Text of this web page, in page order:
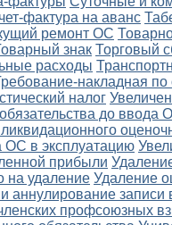
фактура на аванс
ремонт ОС
знак Торговый
расходы
накладная по
налог
до ввода
ОС в эксплуатацию
прибыли
на удаление Удаление
аннулирование записи
профсоюзных